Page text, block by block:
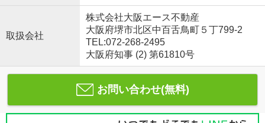
取扱会社
株式会社大阪エース不動産
大阪府堺市北区中百舌鳥町５丁799-2
TEL:072-268-2495
大阪府知事 (2) 第61810号
お問い合わせ(無料)